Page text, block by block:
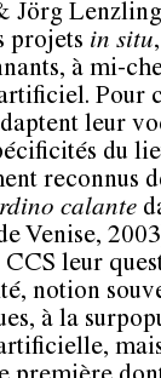
Jörg
projets in situ
à mi-
Pour
leur
du
reconnus
calante
Venise,
leur
notion
à la